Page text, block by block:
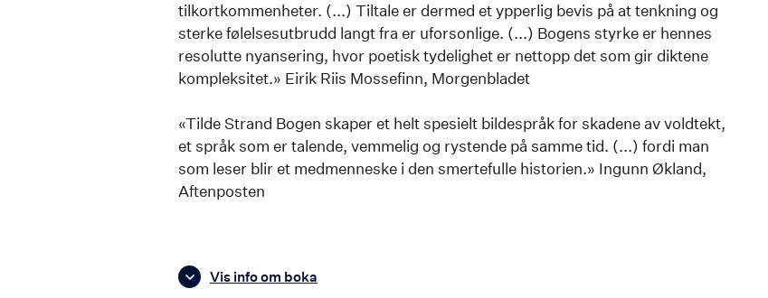
tilkortkommenheter. (...) Tiltale er dermed et ypperlig bevis på at tenkning og
sterke følelsesutbrudd langt fra er uforsonlige. (...) Bogens styrke er hennes
resolutte nyansering, hvor poetisk tydelighet er nettopp det som gir diktene
kompleksitet.» Eirik Riis Mossefinn, Morgenbladet
«Tilde Strand Bogen skaper et helt spesielt bildespråk for skadene av voldtekt,
et språk som er talende, vemmelig og rystende på samme tid. (...) fordi man
som leser blir et medmenneske i den smertefulle historien.» Ingunn Økland,
Aftenposten
Vis info om boka